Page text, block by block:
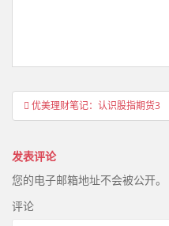
文
章
航
优美理财笔记：认识股指期货3
发表评论
您的电子邮箱地址不会被公开。
评论